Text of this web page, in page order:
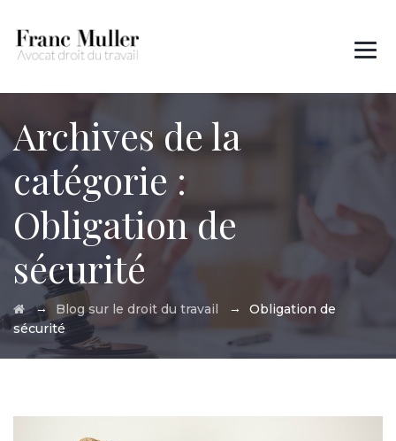
Archives de la
catégorie :
Obligation de
sécurité
→ Blog sur le droit du travail → Obligation de
sécurité